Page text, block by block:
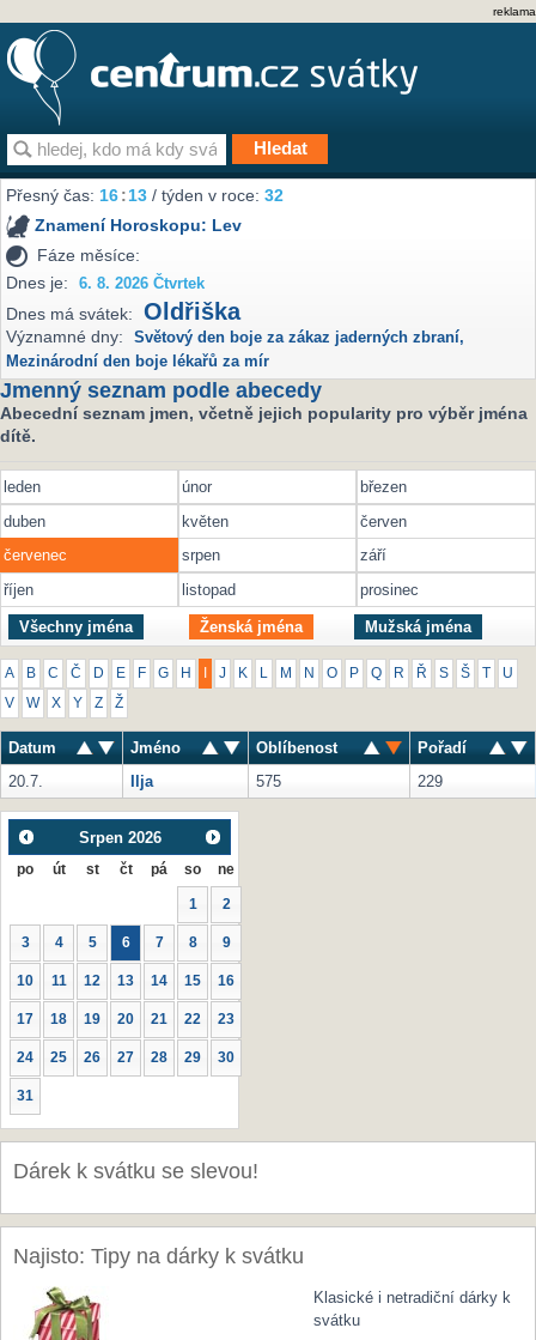
reklama
Přesný čas:16 13 / týden v roce:32
Znamení Horoskopu: Lev
Fáze měsíce:
Dnes je:
6. 8. 2026 Čtvrtek
Dnes má svátek: Oldřiška
Významné dny: Světový den boje za zákaz jaderných zbraní,
Mezinárodní den boje lékařů za mír
Jmenný seznam podle abecedy
Abecední seznam jmen, včetně jejich popularity pro výběr jména
dítě.
leden únor
březen
duben
květen
červen
červenec
srpen
září
říjen
listopad prosinec
Všechny jména Ženská jména Mužská jména
A B C Č D E F G H J K M N O P Q R Ř S Š U
V W X Y Z Ž
Datum Jméno Oblíbenost
Pořadí
20.7.
Ilja 575 229
Srpen 2026
po út st čt pá so ne
1 2
3 4 5 6 7 8 9
10 11 12 13 14 15 16
17 18 19 20 21 22 23
24 25 26 27 28 29 30
31
Dárek k svátku se slevou!
Najisto: Tipy na dárky k svátku
Klasické i netradiční dárky k
svátku